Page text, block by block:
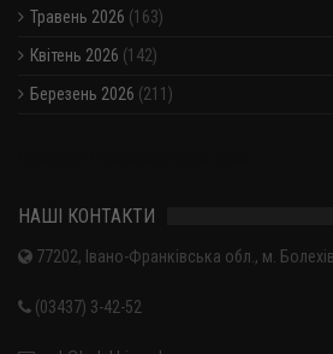
Травень 2026 (163)
Квітень 2026 (142)
Березень 2026 (211)
НАШІ КОНТАКТИ
77202, Івано-Франківська обл., м.
(03437) 3-42-52